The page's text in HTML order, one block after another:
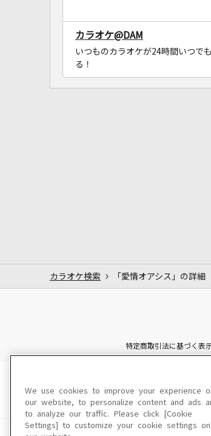
カラオケ@DAM
いつものカラオケが24時間いつで
る！
カラオケ検索 「愛情オアシス」の詳細
特定商取引法に基づく表
このサイトに掲載されて
We use cookies to improve your experience
our website, to personalize content and ads
to analyze our traffic. Please click [Cookie
Settings] to customize your cookie settings on